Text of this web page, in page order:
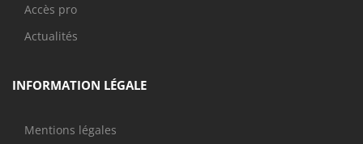
Accès pro
Actualités
INFORMATION LÉGALE
Mentions légales